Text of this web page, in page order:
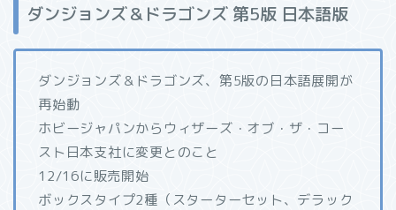
ダンジョンズ＆ドラゴンズ 第5版 日本語版
ダンジョンズ＆ドラゴンズ、第5版の日本語展開が
再始動
ホビージャパンからウィザーズ・オブ・ザ・コー
スト日本支社に変更とのこと
12/16に販売開始
ボックスタイプ2種（スターターセット、デラック